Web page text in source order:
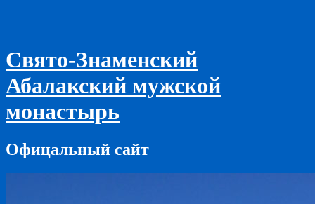
Свято-Знаменский
Абалакский мужской
монастырь
Офицальный сайт